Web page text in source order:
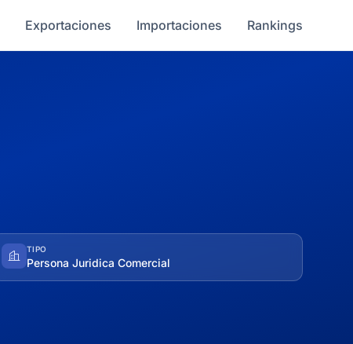
Exportaciones Importaciones Rankings
TIPO
Persona Juridica Comercial